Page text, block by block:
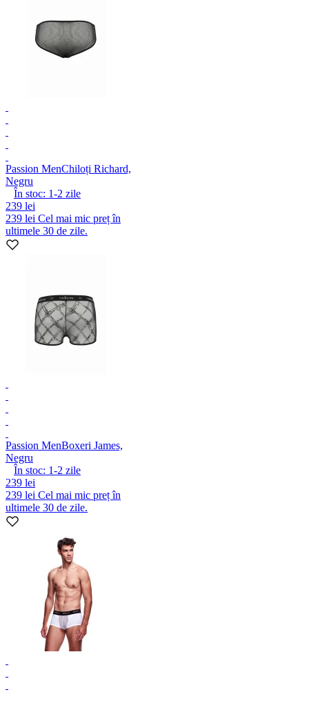
Passion MenChiloți Richard,
Negru
În stoc: 1-2 zile
239 lei
239 lei Cel mai mic preț în
ultimele 30 de zile.
Passion MenBoxeri James,
Negru
În stoc: 1-2 zile
239 lei
239 lei Cel mai mic preț în
ultimele 30 de zile.